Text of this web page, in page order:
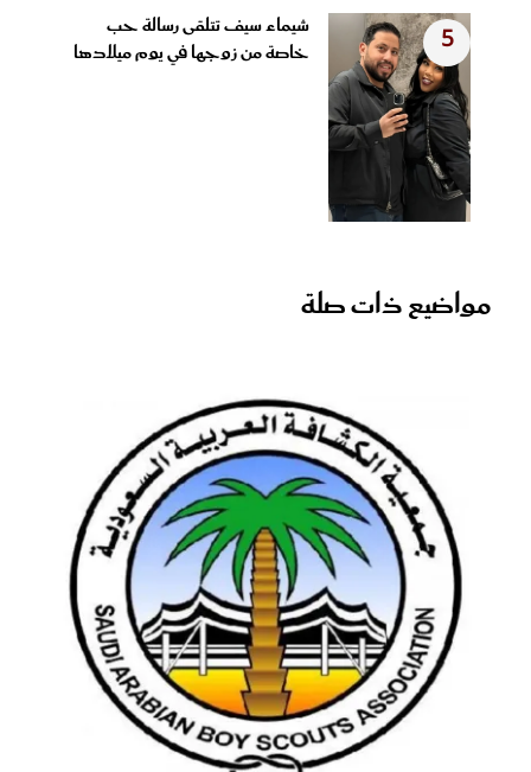
5
شيماء سيف تتلقى رسالة حب
خاصة من زوجها في يوم ميلادها
مواضيع ذات صلة